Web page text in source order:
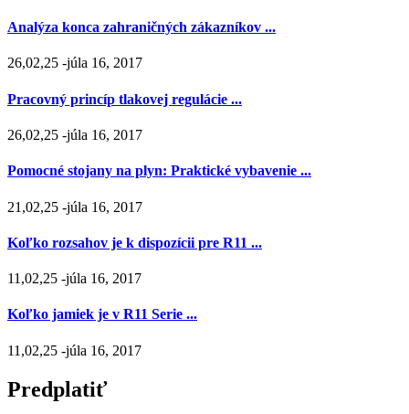
Analýza konca zahraničných zákazníkov ...
26,02,25 -júla 16, 2017
Pracovný princíp tlakovej regulácie ...
26,02,25 -júla 16, 2017
Pomocné stojany na plyn: Praktické vybavenie ...
21,02,25 -júla 16, 2017
Koľko rozsahov je k dispozícii pre R11 ...
11,02,25 -júla 16, 2017
Koľko jamiek je v R11 Serie ...
11,02,25 -júla 16, 2017
Predplatiť